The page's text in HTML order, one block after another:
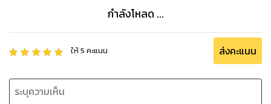
กำลังโหลด ...
ให้5 คะแนน ส่งคะแนน